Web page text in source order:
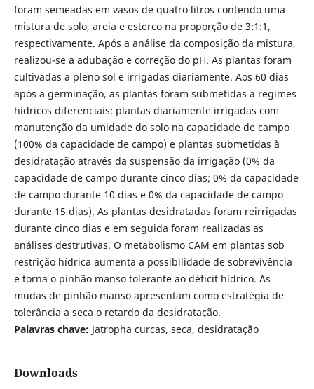
foram semeadas em vasos de quatro litros contendo uma
mistura de solo, areia e esterco na proporção de 3:1:1,
respectivamente. Após a análise da composição da mistura,
realizou-se a adubação e correção do pH. As plantas foram
cultivadas a pleno sol e irrigadas diariamente. Aos 60 dias
após a germinação, as plantas foram submetidas a regimes
hídricos diferenciais: plantas diariamente irrigadas com
manutenção da umidade do solo na capacidade de campo
(100% da capacidade de campo) e plantas submetidas à
desidratação através da suspensão da irrigação (0% da
capacidade de campo durante cinco dias; 0% da capacidade
de campo durante 10 dias e 0% da capacidade de campo
durante 15 dias). As plantas desidratadas foram reirrigadas
durante cinco dias e em seguida foram realizadas as
análises destrutivas. O metabolismo CAM em plantas sob
restrição hídrica aumenta a possibilidade de sobrevivência
e torna o pinhão manso tolerante ao déficit hídrico. As
mudas de pinhão manso apresentam como estratégia de
tolerância a seca o retardo da desidratação.
Palavras chave: Jatropha curcas, seca, desidratação
Downloads